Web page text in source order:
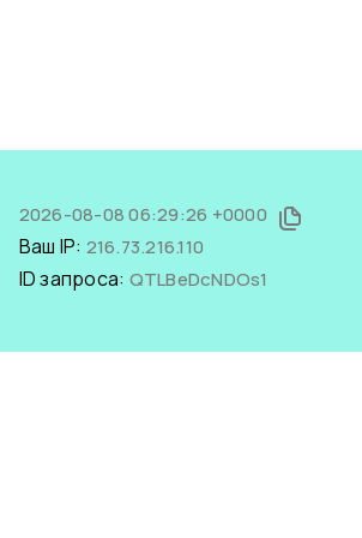
2026-08-08 06:29:26 +0000
Ваш IP: 216.73.216.110
ID запроса: QTLBeDcNDOs1